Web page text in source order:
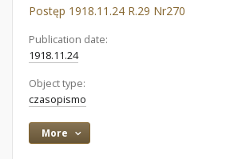
Postęp 1918.11.24 R.29 Nr270
Publication date:
1918.11.24
Object type:
czasopismo
More